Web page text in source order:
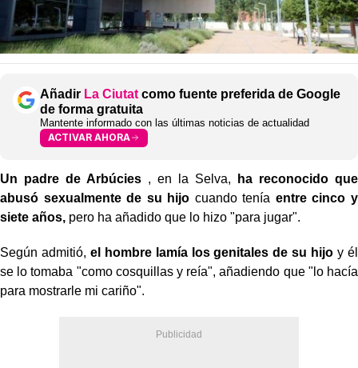
Añadir La Ciutat como fuente preferida de Google
de forma gratuita
Mantente informado con las últimas noticias de actualidad
ACTIVAR AHORA
Un padre de Arbúcies, en la Selva,
ha reconocido que
abusó sexualmente de su hijo cuando tenía entre cinco y
siete años, pero ha añadido que lo hizo "para jugar".
Según admitió, el hombre lamía los genitales de su hijo y él
se lo tomaba "como cosquillas y reía", añadiendo que "lo hacía
para mostrarle mi cariño".